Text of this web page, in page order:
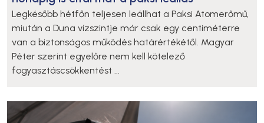
Legkésőbb hétfőn teljesen leállhat a Paksi Atomerőmű,
miután a Duna vízszintje már csak egy centiméterre
van a biztonságos működés határértékétől. Magyar
Péter szerint egyelőre nem kell kötelező
fogyasztáscsökkentést ...